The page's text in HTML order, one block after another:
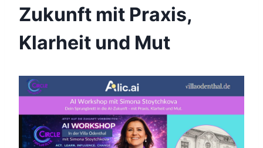
Zukunft mit Praxis,
Klarheit und Mut